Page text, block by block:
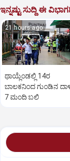
ಇನ್ನಷ್ಟು ಸುದ್ದಿ ಈ
21 hours ago
ಥಾಯ್ಲೆಂಡಲ್ಲಿ 14ರ
ಬಾಲಕನಿಂದ ಗುಂಡಿನ
7 ಮಂದಿ ಬಲಿ